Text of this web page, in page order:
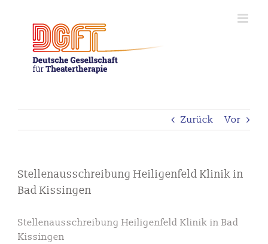
springen
Zurück Vor
Stellenausschreibung Heiligenfeld Klinik in
Bad Kissingen
Stellenausschreibung Heiligenfeld Klinik in Bad
Kissingen